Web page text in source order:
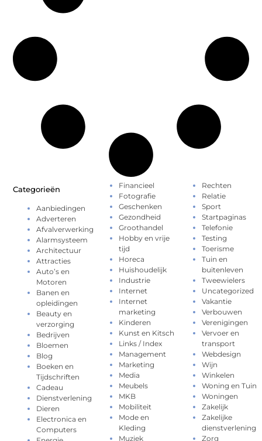
Categorieën
Aanbiedingen
Adverteren
Afvalverwerking
Alarmsysteem
Architectuur
Attracties
Auto’s en
Motoren
Banen en
opleidingen
Beauty en
verzorging
Bedrijven
Bloemen
Blog
Boeken en
Tijdschriften
Cadeau
Dienstverlening
Dieren
Electronica en
Computers
Financieel
Fotografie
Geschenken
Gezondheid
Groothandel
Hobby en vrije
tijd
Horeca
Huishoudelijk
Industrie
Internet
Internet
marketing
Kinderen
Kunst en Kitsch
Links / Index
Management
Marketing
Media
Meubels
MKB
Mobiliteit
Mode en
Kleding
Muziek
Rechten
Relatie
Sport
Startpaginas
Telefonie
Testing
Toerisme
Tuin en
buitenleven
Tweewielers
Uncategorized
Vakantie
Verbouwen
Verenigingen
Vervoer en
transport
Webdesign
Wijn
Winkelen
Woning en Tuin
Woningen
Zakelijk
Zakelijke
dienstverlening
Zorg